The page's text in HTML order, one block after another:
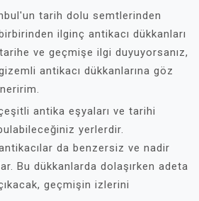
tarih dolu semtlerinden
ilginç antikacı dükkanları
ve geçmişe ilgi duyuyorsanız,
antikacı dükkanlarına göz
antika eşyaları ve tarihi
yerlerdir.
da benzersiz ve nadir
Bu dükkanlarda dolaşırken adeta
geçmişin izlerini